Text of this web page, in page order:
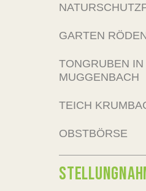
GARTEN
TONGRUBEN IN
MUGGENBACH
TEICH
OBSTBÖRSE